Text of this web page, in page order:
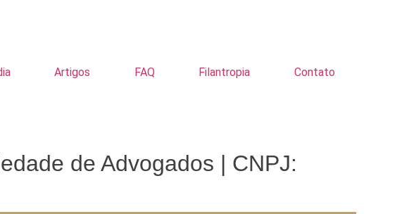
Artigos FAQ Filantropia Contato
de Advogados | CNPJ: